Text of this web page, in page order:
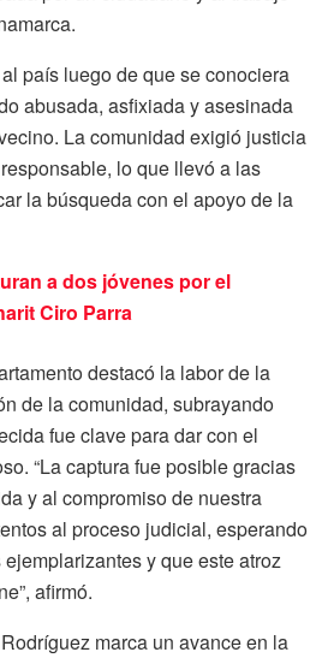
país luego de que se conociera
abusada, asfixiada y asesinada
La comunidad exigió justicia
lo que llevó a las
la búsqueda con el apoyo de la
a dos jóvenes por el
Ciro Parra
destacó la labor de la
de la comunidad, subrayando
fue clave para dar con el
“La captura fue posible gracias
y al compromiso de nuestra
al proceso judicial, esperando
y que este atroz
afirmó.
marca un avance en la